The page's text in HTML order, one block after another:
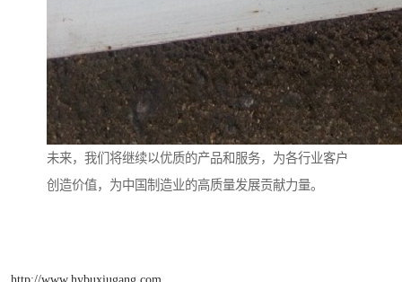
未来，我们将继续以优质的产品和服务，为各行业客户
创造价值，为中国制造业的高质量发展贡献力量。
http://www.hybuxiugang.com